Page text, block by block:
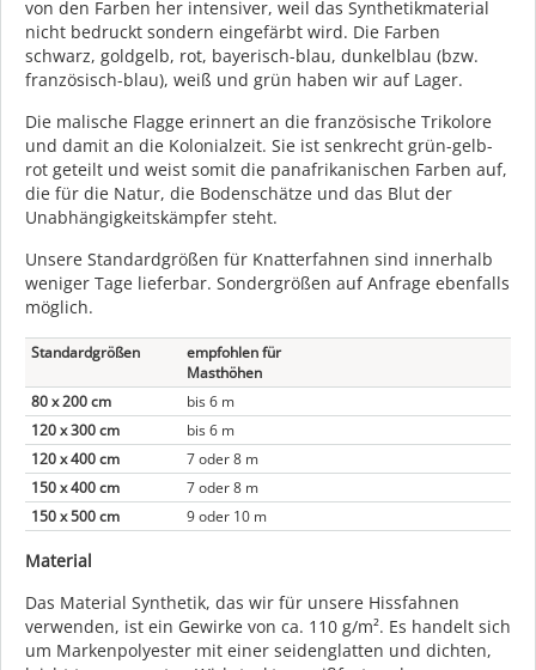
von den Farben her intensiver, weil das Synthetikmaterial
nicht bedruckt sondern eingefärbt wird. Die Farben
schwarz, goldgelb, rot, bayerisch-blau, dunkelblau (bzw.
französisch-blau), weiß und grün haben wir auf Lager.
Die malische Flagge erinnert an die französische Trikolore
und damit an die Kolonialzeit. Sie ist senkrecht grün-gelb-
rot geteilt und weist somit die panafrikanischen Farben auf,
die für die Natur, die Bodenschätze und das Blut der
Unabhängigkeitskämpfer steht.
Unsere Standardgrößen für Knatterfahnen sind innerhalb
weniger Tage lieferbar. Sondergrößen auf Anfrage ebenfalls
möglich.
Standardgrößen
empfohlen für
Masthöhen
80 x 200 cm
bis 6 m
120 x 300 cm
bis 6 m
120 x 400 cm
7 oder 8 m
150 x 400 cm
7 oder 8 m
150 x 500 cm
9 oder 10 m
Material
Das Material Synthetik, das wir für unsere Hissfahnen
verwenden, ist ein Gewirke von ca. 110 g/m². Es handelt sich
um Markenpolyester mit einer seidenglatten und dichten,